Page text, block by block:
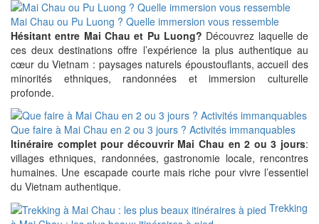
Mai Chau ou Pu Luong ? Quelle immersion vous ressemble
Hésitant entre Mai Chau et Pu Luong? Découvrez laquelle de
ces deux destinations offre l’expérience la plus authentique au
cœur du Vietnam : paysages naturels époustouflants, accueil des
minorités ethniques, randonnées et immersion culturelle
profonde.
Que faire à Mai Chau en 2 ou 3 jours ? Activités immanquables
Itinéraire complet pour découvrir Mai Chau en 2 ou 3 jours:
villages ethniques, randonnées, gastronomie locale, rencontres
humaines. Une escapade courte mais riche pour vivre l’essentiel
du Vietnam authentique.
Trekking